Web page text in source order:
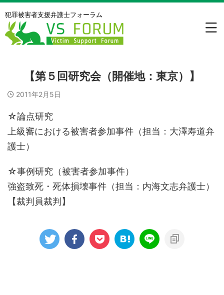
犯罪被害者⽀援弁護⼠フォーラム
【第５回研究会（開催地：東京）】
2011年2月5日
☆論点研究
上級審における被害者参加事件（担当：大澤寿道弁
護士）
☆事例研究（被害者参加事件）
強盗致死・死体損壊事件（担当：内海文志弁護士）
【裁判員裁判】